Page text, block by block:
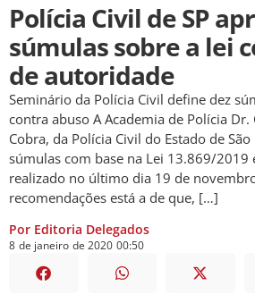
Polícia Civil de SP
súmulas sobre a lei
de autoridade
Seminário da Polícia Civil define dez
contra abuso A Academia de Polícia
Cobra, da Polícia Civil do Estado de
súmulas com base na Lei 13.869/
realizado no último dia 19 de
recomendações está a de que, […]
Por Editoria Delegados
8 de janeiro de 2020 00:50